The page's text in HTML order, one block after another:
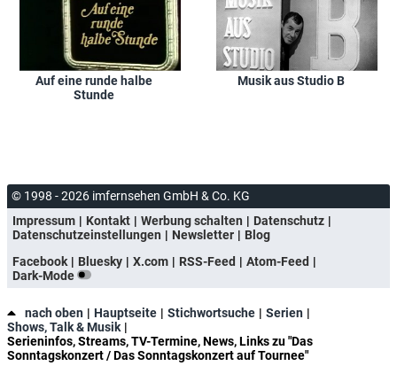
Auf eine runde halbe
Stunde
Musik aus Studio B
© 1998 - 2026 imfernsehen GmbH & Co. KG
Impressum
Kontakt Werbung schalten
Datenschutz
Datenschutzeinstellungen
Newsletter
Blog
Facebook
Bluesky X.com RSS-Feed
Atom-Feed
Dark-Mode
nach oben Hauptseite Stichwortsuche
Serien
Shows, Talk & Musik
Serieninfos, Streams, TV-Termine, News, Links zu "Das
Sonntagskonzert / Das Sonntagskonzert auf Tournee"